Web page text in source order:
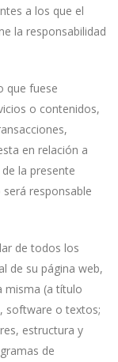
a los que el
la responsabilidad
que fuese
o contenidos,
en relación a
la presente
responsable
de todos los
de su página web,
misma (a título
software o textos;
estructura y
de